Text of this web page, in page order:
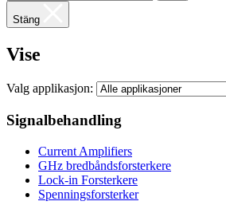
Stäng
Vise
Valg applikasjon:
Signalbehandling
Current Amplifiers
GHz bredbåndsforsterkere
Lock-in Forsterkere
Spenningsforsterker